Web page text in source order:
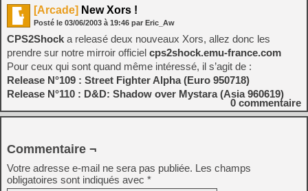
[Arcade] New Xors !
Posté le 03/06/2003 à 19:46 par Eric_Aw
CPS2Shock a releasé deux nouveaux Xors, allez donc les
prendre sur notre mirroir officiel cps2shock.emu-france.com
Pour ceux qui sont quand même intéressé, il s’agit de :
Release N°109 : Street Fighter Alpha (Euro 950718)
Release N°110 : D&D: Shadow over Mystara (Asia 960619)
0 commentaire
Commentaire ¬
Votre adresse e-mail ne sera pas publiée. Les champs
obligatoires sont indiqués avec *